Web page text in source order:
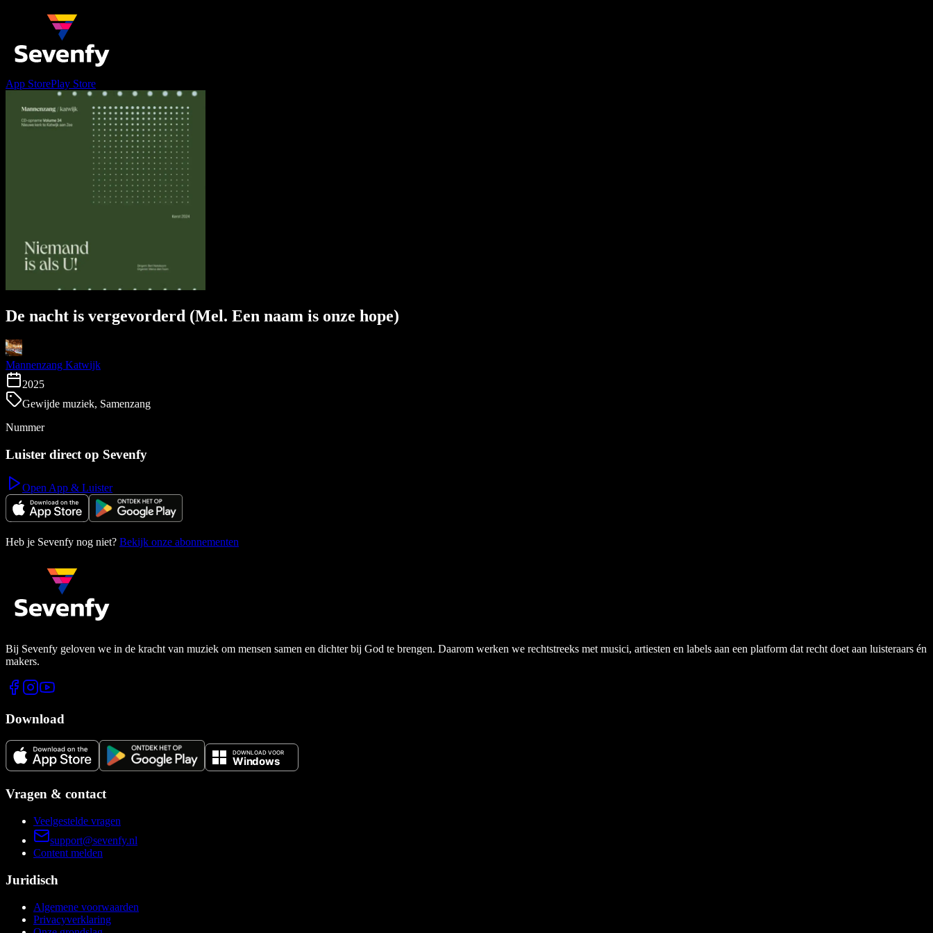
App StorePlay Store
De nacht is vergevorderd (Mel. Een naam is onze hope)
Mannenzang Katwijk
2025
Gewijde muziek, Samenzang
Nummer
Luister direct op Sevenfy
Open App & Luister
Heb je Sevenfy nog niet? Bekijk onze abonnementen
Bij Sevenfy geloven we in de kracht van muziek om mensen samen en dichter bij God te brengen. Daarom werken we rechtstreeks met musici, artiesten en labels aan een platform dat recht doet aan luisteraars én
makers.
Download
Vragen & contact
Veelgestelde vragen
support@sevenfy.nl
Content melden
Juridisch
Algemene voorwaarden
Privacyverklaring